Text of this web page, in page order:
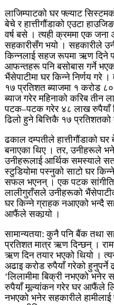
लाजिम्पाटको घर फ्ल्याट
बेचे र हात्तीगौंडाको एउटा
वर्ष बसे । त्यही क्रममा एक जना
सहकारीसँग भयो । सहकारीले
किन्नलाई सहज रूपमा ऋण दिने
आफन्तहरू पनि बसोबास गर्ने
भैंसेपाटीमा घर किन्ने निर्णय गरे
१७ प्रतिशत ब्याजमा १ करोड
ब्याज गरेर महिनाको करिब तीन
पटक–पटक गरेर ४८ लाख रुपैयाँ
ढिलो हुने बित्तिकै १७
ढकाल दम्पतीले हात्तीगौंडाको
बनाएका थिए । तर, उनीहरूले
उनीहरूलाई आर्थिक समस्याले
स्टुडियोमा पस्नुको साटो घर
सफल भएनन् । एक पटक
लालीगुराँसले उनीहरूको
घर किन्ने ग्राहक नआएको भन्दै
आफैंले सकार्‍यो ।
सामान्यतया: कुनै पनि बैंक तथा
प्रतिशत मात्र ऋण दिन्छन् ।
ऋण दिन तयार भएको थियो ।
अढाइ करोड रुपैयाँ गरेको
‘लिलामीमा बिक्री नभएको
रुपैयाँ मूल्यांकन गरेर घर आफैंले
नभएको भनेर सहकारीले हामीलाई